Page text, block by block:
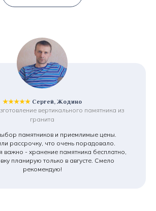
★★★★★ Сергей, Жодино
вертикального памятника из
гранита
памятников и приемлимые цены.
рассрочку, что очень порадовало.
важно - хранение памятника бесплатно,
планирую только в августе. Смело
рекомендую!